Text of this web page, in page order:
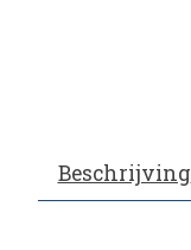
Beschrijving